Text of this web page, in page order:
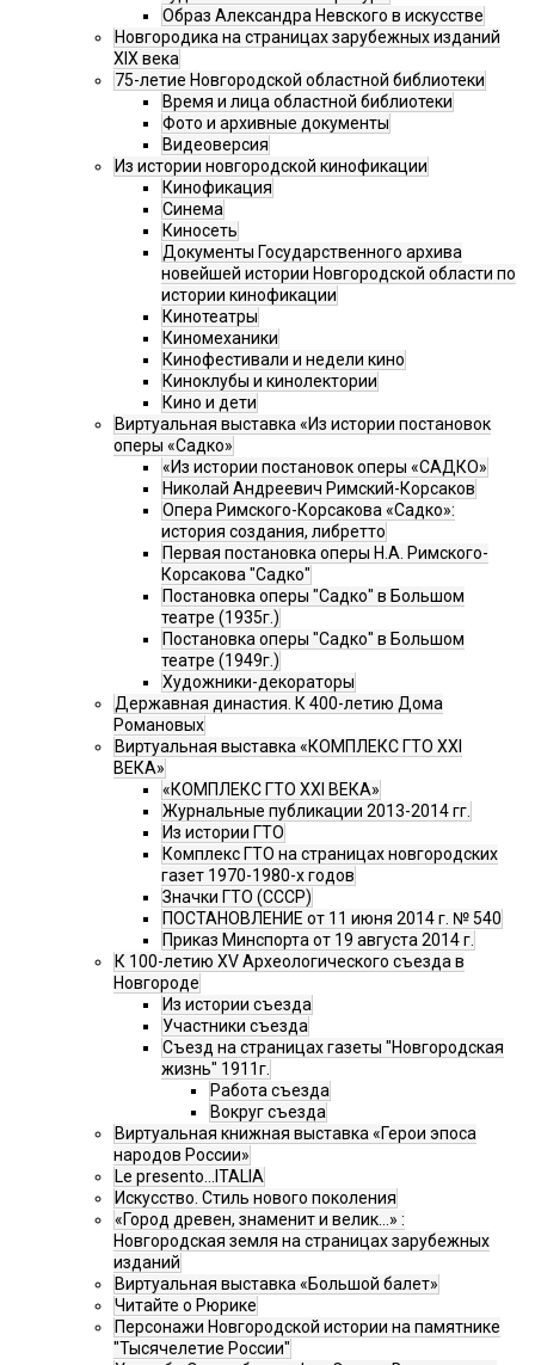
Образ Александра Невского в искусстве
Новгородика на страницах зарубежных изданий
XIX века
75-летие Новгородской областной библиотеки
Время и лица областной библиотеки
Фото и архивные документы
Видеоверсия
Из истории новгородской кинофикации
Кинофикация
Синема
Киносеть
Документы Государственного архива
новейшей истории Новгородской области по
истории кинофикации
Кинотеатры
Киномеханики
Кинофестивали и недели кино
Киноклубы и кинолектории
Кино и дети
Виртуальная выставка «Из истории постановок
оперы «Садко»
«Из истории постановок оперы «САДКО»
Николай Андреевич Римский-Корсаков
Опера Римского-Корсакова «Садко»:
история создания, либретто
Первая постановка оперы Н.А. Римского-
Корсакова "Садко"
Постановка оперы "Садко" в Большом
театре (1935г.)
Постановка оперы "Садко" в Большом
театре (1949г.)
Художники-декораторы
Державная династия. К 400-летию Дома
Романовых
Виртуальная выставка «КОМПЛЕКС ГТО XXI
ВЕКА»
«КОМПЛЕКС ГТО XXI ВЕКА»
Журнальные публикации 2013-2014 гг.
Из истории ГТО
Комплекс ГТО на страницах новгородских
газет 1970-1980-х годов
Значки ГТО (СССР)
ПОСТАНОВЛЕНИЕ от 11 июня 2014 г. № 540
Приказ Минспорта от 19 августа 2014 г.
К 100-летию XV Археологического съезда в
Новгороде
Из истории съезда
Участники съезда
Cъезд на страницах газеты "Новгородская
жизнь" 1911г.
Работа съезда
Вокруг съезда
Виртуальная книжная выставка «Герои эпоса
народов России»
Le presento...ITALIA
Искусство. Стиль нового поколения
«Город древен, знаменит и велик…» :
Новгородская земля на страницах зарубежных
изданий
Виртуальная выставка «Большой балет»
Читайте о Рюрике
Персонажи Новгородской истории на памятнике
"Тысячелетие России"